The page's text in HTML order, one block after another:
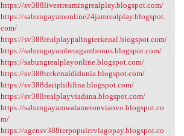
https://sv388livestreamingrealplay.blogspot.com/
https://sabungayamonline24jamrealplay.blogspot.
com/
https://sv388realplaypalingterkenal.blogspot.com/
https://sabungayamberagambonus.blogspot.com/
https://sabungrealplayonline.blogspot.com/
https://sv388terkenaldidunia.blogspot.com/
https://sv388dariphilifina.blogspot.com/
https://sv388realplayviadana.blogspot.com/
https://sabungayamwalameronviaovo.blogspot.co
m/
https://agensv388terpopulerviagopay.blogspot.co